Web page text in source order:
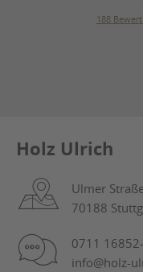
188
Holz Ulrich
Ulmer
70188
0711
info@holz-